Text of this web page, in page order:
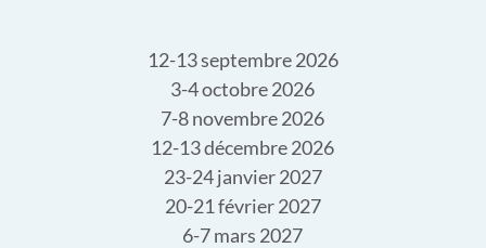
12-13 septembre 2026
3-4 octobre 2026
7-8 novembre 2026
12-13 décembre 2026
23-24 janvier 2027
20-21 février 2027
6-7 mars 2027